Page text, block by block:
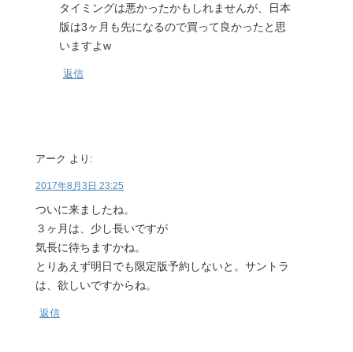
タイミングは悪かったかもしれませんが、日本
版は3ヶ月も先になるので買って良かったと思
いますよw
返信
アーク より:
2017年8月3日 23:25
ついに来ましたね。
３ヶ月は、少し長いですが
気長に待ちますかね。
とりあえず明日でも限定版予約しないと。サントラ
は、欲しいですからね。
返信